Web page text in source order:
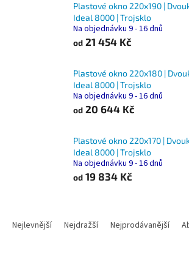
Plastové okno 220x190 |
Ideal 8000 | Trojsklo
Na objednávku 9 - 16 dnů
od 21 454 Kč
Plastové okno 220x180 |
Ideal 8000 | Trojsklo
Na objednávku 9 - 16 dnů
od 20 644 Kč
Plastové okno 220x170 |
Ideal 8000 | Trojsklo
Na objednávku 9 - 16 dnů
od 19 834 Kč
Nejlevnější Nejdražší Nejprodávanější